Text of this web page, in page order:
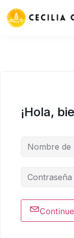
¡Hola,